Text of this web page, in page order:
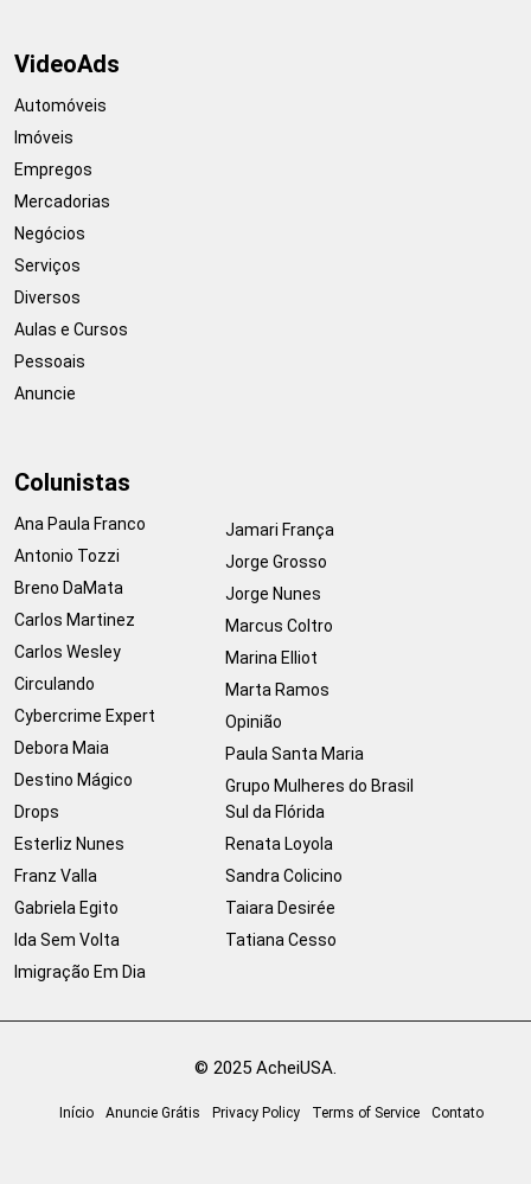
VideoAds
Automóveis
Imóveis
Empregos
Mercadorias
Negócios
Serviços
Diversos
Aulas e Cursos
Pessoais
Anuncie
Colunistas
Ana Paula Franco
Antonio Tozzi
Breno DaMata
Carlos Martinez
Carlos Wesley
Circulando
Cybercrime Expert
Debora Maia
Destino Mágico
Drops
Esterliz Nunes
Franz Valla
Gabriela Egito
Ida Sem Volta
Imigração Em Dia
Jamari França
Jorge Grosso
Jorge Nunes
Marcus Coltro
Marina Elliot
Marta Ramos
Opinião
Paula Santa Maria
Grupo Mulheres do Brasil
Sul da Flórida
Renata Loyola
Sandra Colicino
Taiara Desirée
Tatiana Cesso
© 2025 AcheiUSA.
Início Anuncie Grátis Privacy Policy Terms of Service Contato